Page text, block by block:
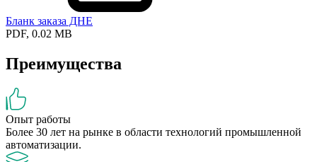
Бланк заказа ДНЕ
PDF, 0.02 MB
Преимущества
Опыт работы
Более 30 лет на рынке в области технологий промышленной
автоматизации.